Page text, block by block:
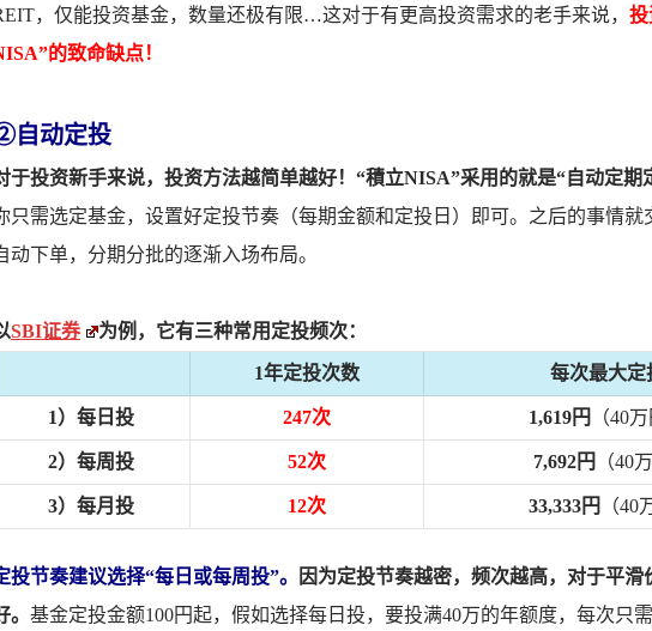
，仅能投资基金，数量还极有限…这对于有更高投资需求的老手来说， 投
的致命缺点！
自动定投
于投资新手来说，投资方法越简单越好！“積立NISA”采用的就是“自动定期
只需选定基金，设置好定投节奏（每期金额和定投日）即可。之后的事情就
动下单，分期分批的逐渐入场布局。
SBI证券 为例，它有三种常用定投频次：
1年定投次数 每次最大定
1）每日投 247次 1,619円 （40
2）每周投 52次 7,692円 （40
3）每月投 12次 33,333円 （40
投节奏建议选择“每日或每周投”。
因为定投节奏越密，频次越高，对于平滑
。 基金定投金额100円起，假如选择每日投，要投满40万的年额度，每次只需